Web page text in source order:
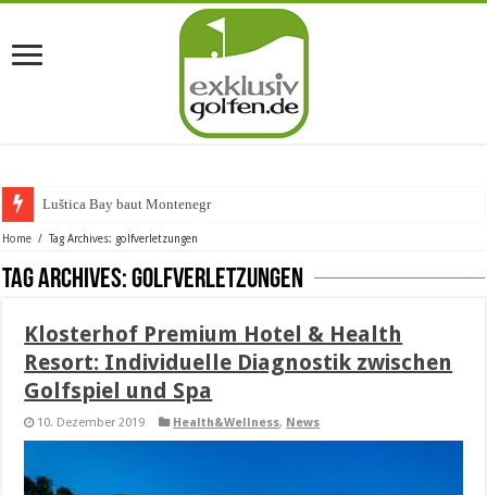
Luštica Bay baut Montenegros er
Home / Tag Archives: golfverletzungen
Tag Archives:golfverletzungen
Klosterhof Premium Hotel & Health
Resort: Individuelle Diagnostik zwischen
Golfspiel und Spa
10. Dezember 2019 Health&Wellness, News